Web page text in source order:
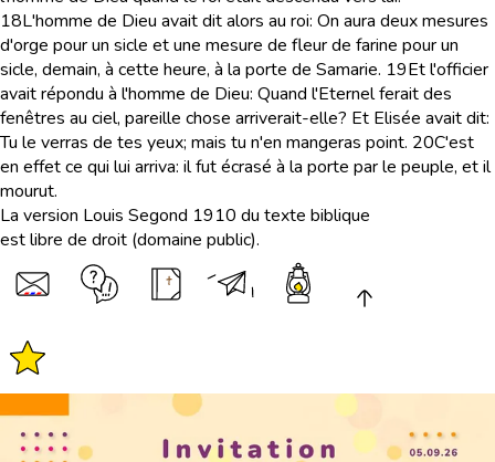
18L'homme de Dieu avait dit alors au roi: On aura deux mesures
d'orge pour un sicle et une mesure de fleur de farine pour un
sicle, demain, à cette heure, à la porte de Samarie. 19Et l'officier
avait répondu à l'homme de Dieu: Quand l'Eternel ferait des
fenêtres au ciel, pareille chose arriverait-elle? Et Elisée avait dit:
Tu le verras de tes yeux; mais tu n'en mangeras point. 20C'est
en effet ce qui lui arriva: il fut écrasé à la porte par le peuple, et il
mourut.
La version Louis Segond 1910 du texte biblique
est libre de droit (domaine public).